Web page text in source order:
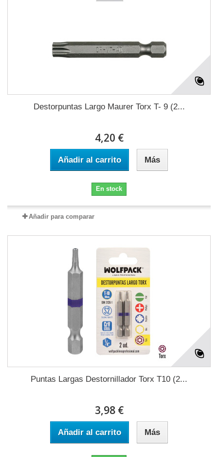
Destorpuntas Largo Maurer Torx T- 9 (2...
4,20 €
Añadir al carrito Más
En stock
Añadir para comparar
Puntas Largas Destornillador Torx T10 (2...
3,98 €
Añadir al carrito Más